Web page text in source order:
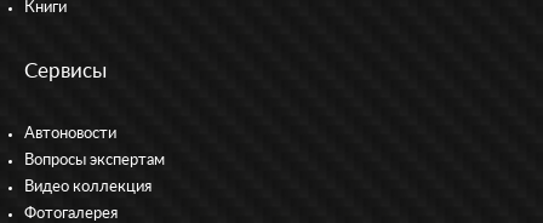
Книги
Сервисы
Автоновости
Вопросы экспертам
Видео коллекция
Фотогалерея